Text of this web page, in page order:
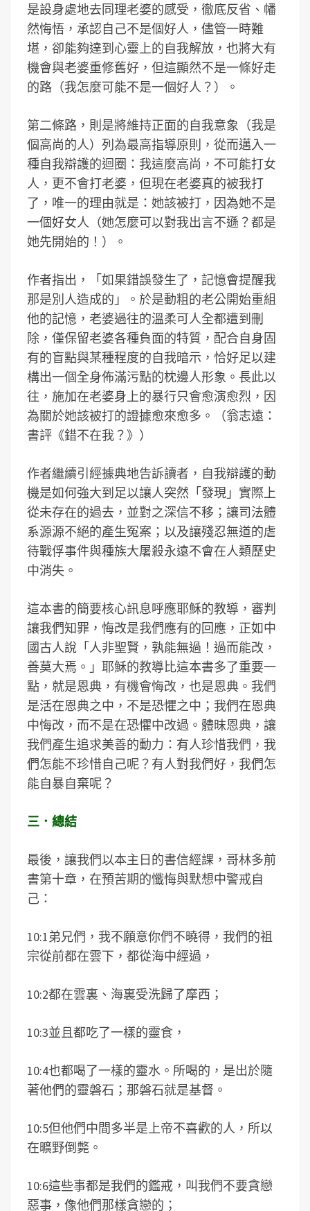
是設身處地去同理老婆的感受，徹底反省、幡
然悔悟，承認自己不是個好人，儘管一時難
堪，卻能夠達到心靈上的自我解放，也將大有
機會與老婆重修舊好，但這顯然不是一條好走
的路（我怎麼可能不是一個好人？）。
第二條路，則是將維持正面的自我意象（我是
個高尚的人）列為最高指導原則，從而邁入一
種自我辯護的迴圈：我這麼高尚，不可能打女
人，更不會打老婆，但現在老婆真的被我打
了，唯一的理由就是：她該被打，因為她不是
一個好女人（她怎麼可以對我出言不遜？都是
她先開始的！）。
作者指出，「如果錯誤發生了，記憶會提醒我
那是別人造成的」。於是動粗的老公開始重組
他的記憶，老婆過往的溫柔可人全都遭到刪
除，僅保留老婆各種負面的特質，配合自身固
有的盲點與某種程度的自我暗示，恰好足以建
構出一個全身佈滿污點的枕邊人形象。長此以
往，施加在老婆身上的暴行只會愈演愈烈，因
為關於她該被打的證據愈來愈多。（翁志遠：
書評《錯不在我？》）
作者繼續引經據典地告訴讀者，自我辯護的動
機是如何強大到足以讓人突然「發現」實際上
從未存在的過去，並對之深信不移；讓司法體
系源源不絕的產生冤案；以及讓殘忍無道的虐
待戰俘事件與種族大屠殺永遠不會在人類歷史
中消失。
這本書的簡要核心訊息呼應耶穌的教導，審判
讓我們知罪，悔改是我們應有的回應，正如中
國古人說「人非聖賢，孰能無過！過而能改，
善莫大焉。」耶穌的教導比這本書多了重要一
點，就是恩典，有機會悔改，也是恩典。我們
是活在恩典之中，不是恐懼之中；我們在恩典
中悔改，而不是在恐懼中改過。體昩恩典，讓
我們產生追求美善的動力：有人珍惜我們，我
們怎能不珍惜自己呢？有人對我們好，我們怎
能自暴自棄呢？
三．總結
最後，讓我們以本主日的書信經課，哥林多前
書第十章，在預苦期的懺悔與默想中警戒自
己：
10:1弟兄們，我不願意你們不曉得，我們的祖
宗從前都在雲下，都從海中經過，
10:2都在雲裏、海裏受洗歸了摩西；
10:3並且都吃了一樣的靈食，
10:4也都喝了一樣的靈水。所喝的，是出於隨
著他們的靈磐石；那磐石就是基督。
10:5但他們中間多半是上帝不喜歡的人，所以
在曠野倒斃。
10:6這些事都是我們的鑑戒，叫我們不要貪戀
惡事，像他們那樣貪戀的；